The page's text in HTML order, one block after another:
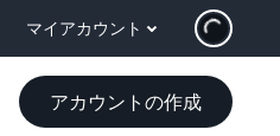
マイアカウント
アカウントの作成